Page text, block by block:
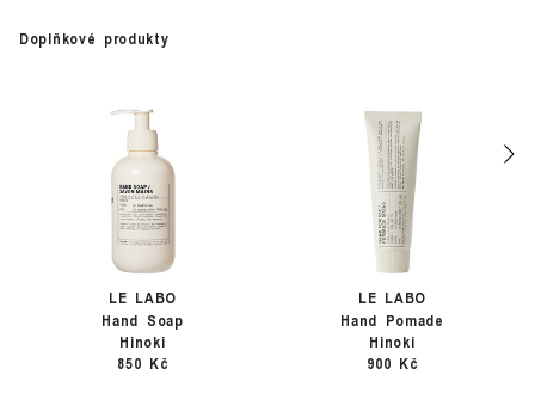
Doplňkové produkty
LE LABO
Hand Soap
Hinoki
850 Kč
LE LABO
Hand Pomade
Hinoki
900 Kč